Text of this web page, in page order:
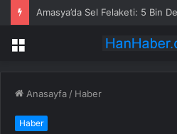
Amasya’da Sel Felaketi: 5 Bin
Menü
Anasayfa / Haber
Haber